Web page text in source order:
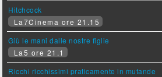
Hitchcock
La7Cinema ore 21.15
Giù le mani dalle nostre figlie
La5 ore 21.1
Ricchi ricchissimi praticamente in mutande